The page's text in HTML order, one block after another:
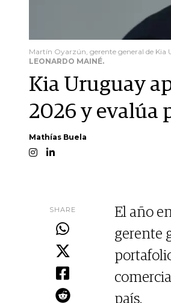
Martín Oyarzún, gerente general de Kia
LEONARDO MAINÉ.
Kia Uruguay
2026 y evalúa
Mathías Buela
SHARE
El año
gerente
país.